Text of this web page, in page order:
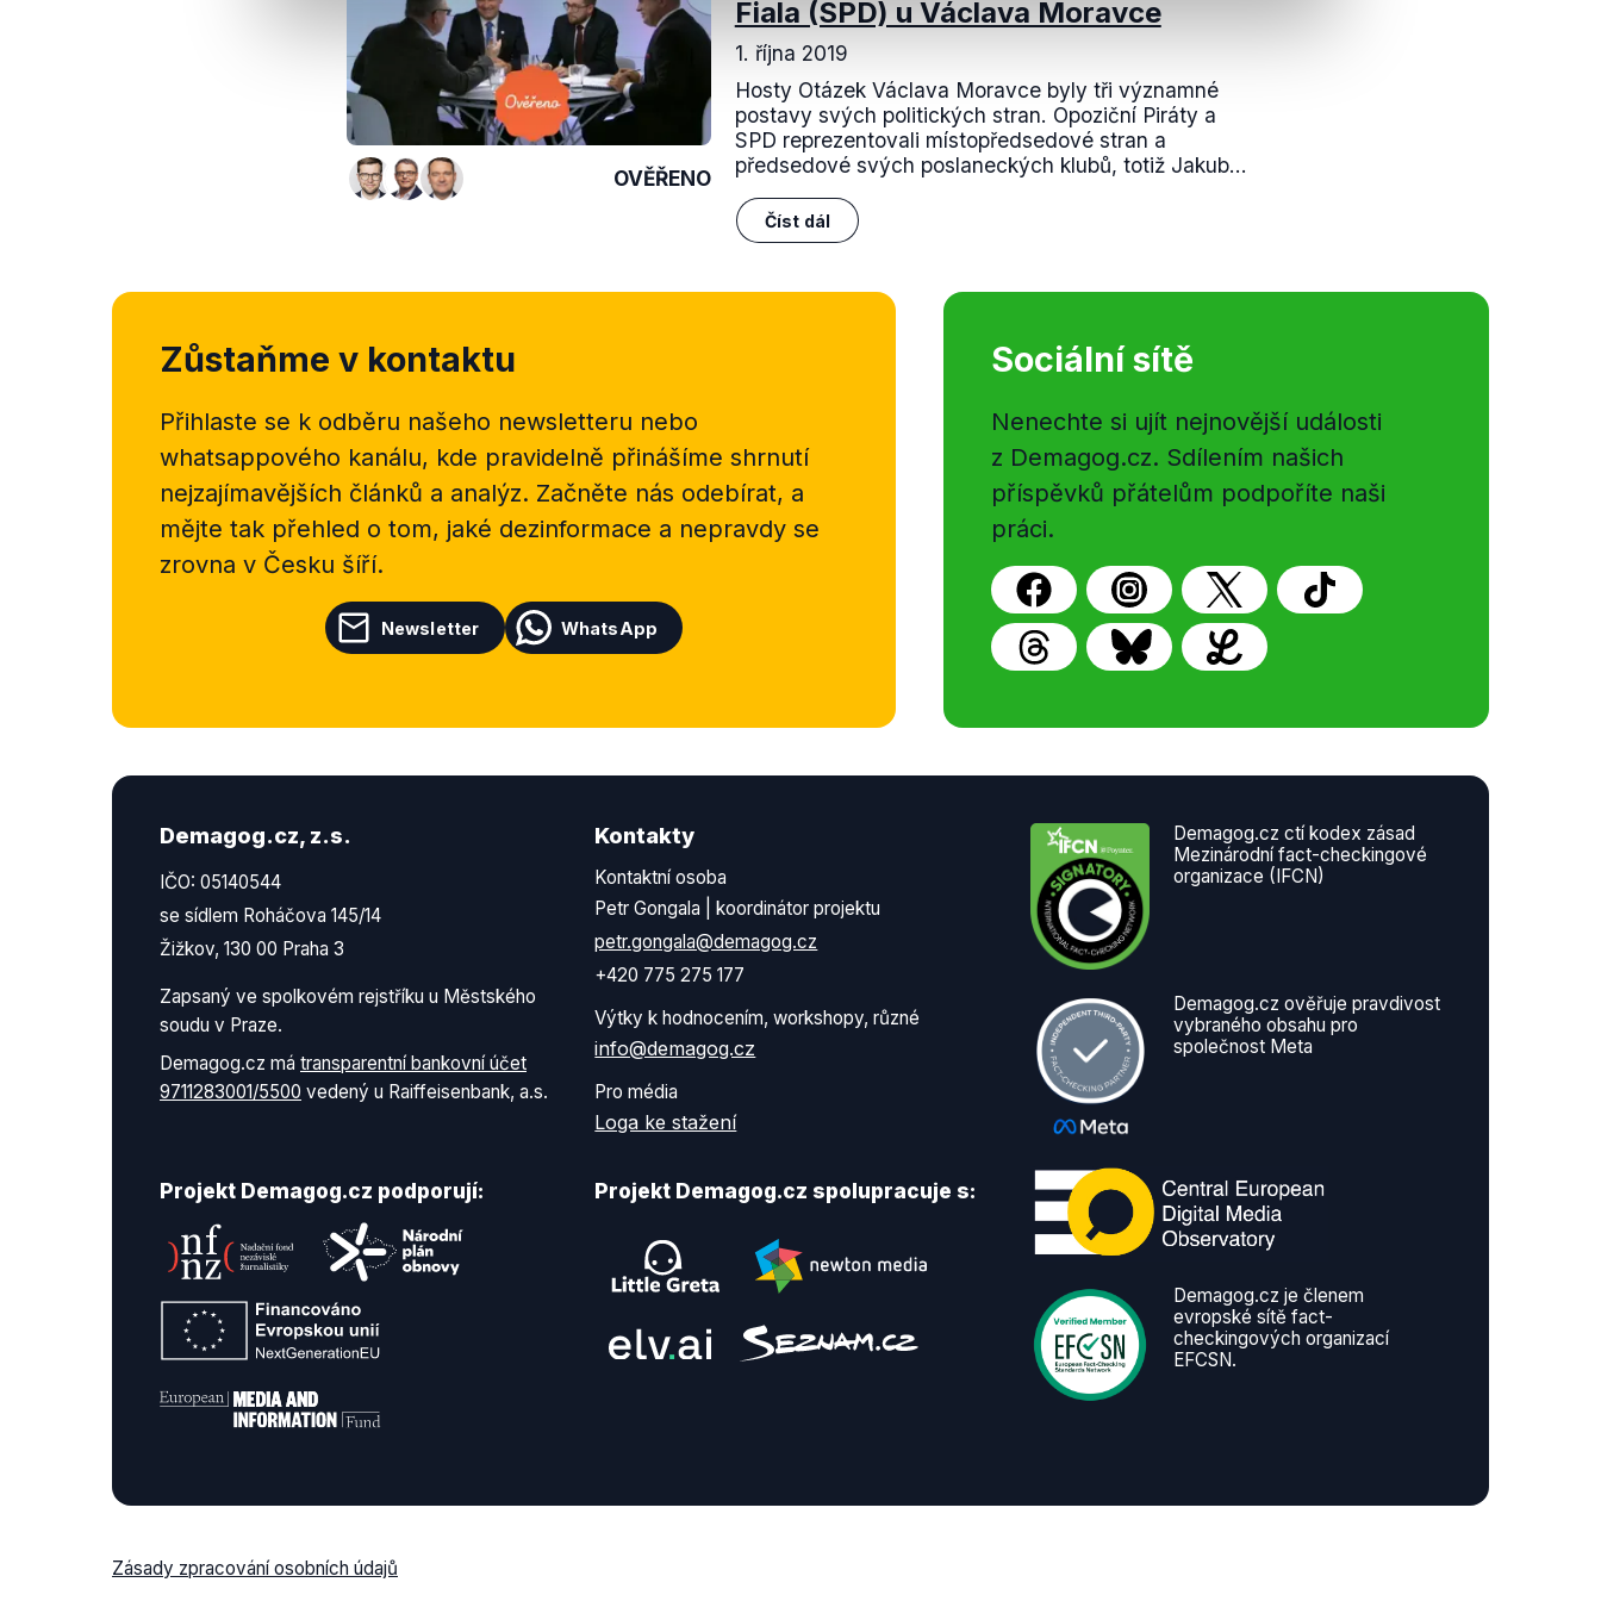
OVĚŘENO
Fiala (SPD) u Václava Moravce
1. října 2019
Hosty Otázek Václava Moravce byly tři významné
postavy svých politických stran. Opoziční Piráty a
SPD reprezentovali místopředsedové stran a
předsedové svých poslaneckých klubů, totiž Jakub...
Číst dál
Zůstaňme v kontaktu
Přihlaste se k odběru našeho newsletteru nebo
whatsappového kanálu, kde pravidelně přinášíme shrnutí
nejzajímavějších článků a analýz. Začněte nás odebírat, a
mějte tak přehled o tom, jaké dezinformace a nepravdy se
zrovna v Česku šíří.
Newsletter WhatsApp
Sociální sítě
Nenechte si ujít nejnovější události
z Demagog.cz. Sdílením našich
příspěvků přátelům podpoříte naši
práci.
Demagog.cz, z.s.
IČO: 05140544
se sídlem Roháčova 145/14
Žižkov, 130 00 Praha 3
Zapsaný ve spolkovém rejstříku u Městského
soudu v Praze.
Demagog.cz má transparentní bankovní účet
9711283001/5500 vedený u Raiffeisenbank, a.s.
Kontakty
Kontaktní osoba
Petr Gongala | koordinátor projektu
petr.gongala@demagog.cz
+420 775 275 177
Výtky k hodnocením, workshopy, různé
info@demagog.cz
Pro média
Loga ke stažení
Projekt Demagog.cz podporují: Projekt Demagog.cz spolupracuje s:
Demagog.cz ctí kodex zásad
Mezinárodní fact-checkingové
organizace (IFCN)
Demagog.cz ověřuje pravdivost
vybraného obsahu pro
společnost Meta
Demagog.cz je členem
evropské sítě fact-
checkingových organizací
EFCSN.
Zásady zpracování osobních údajů